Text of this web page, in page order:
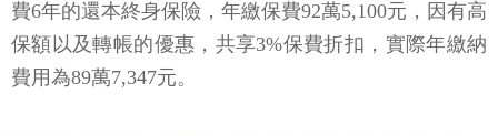
費6年的還本終身保險，年繳保費92萬5,100元，因有高
保額以及轉帳的優惠，共享3%保費折扣，實際年繳納
費用為89萬7,347元。